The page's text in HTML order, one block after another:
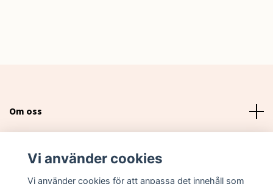
Om oss
Sociala medier
Vi använder cookies
Vi använder cookies för att anpassa det innehåll som